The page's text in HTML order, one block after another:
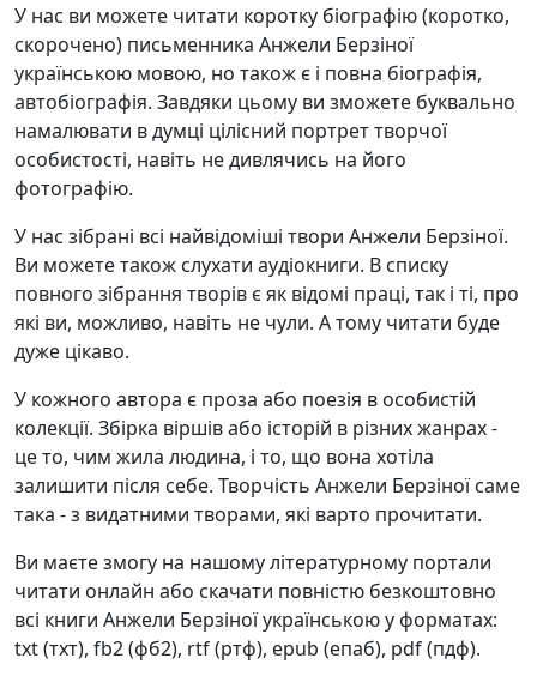
У нас ви можете читати коротку біографію (коротко,
скорочено) письменника Анжели Берзіної
українською мовою, но також є і повна біографія,
автобіографія. Завдяки цьому ви зможете буквально
намалювати в думці цілісний портрет творчої
особистості, навіть не дивлячись на його
фотографію.
У нас зібрані всі найвідоміші твори Анжели Берзіної.
Ви можете також слухати аудіокниги. В списку
повного зібрання творів є як відомі праці, так і ті, про
які ви, можливо, навіть не чули. А тому читати буде
дуже цікаво.
У кожного автора є проза або поезія в особистій
колекції. Збірка віршів або історій в різних жанрах -
це то, чим жила людина, і то, що вона хотіла
залишити після себе. Творчість Анжели Берзіної саме
така - з видатними творами, які варто прочитати.
Ви маєте змогу на нашому літературному портали
читати онлайн або скачати повністю безкоштовно
всі книги Анжели Берзіної українською у форматах:
txt (тхт), fb2 (фб2), rtf (ртф), epub (епаб), pdf (пдф).